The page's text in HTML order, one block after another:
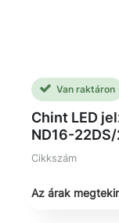
Van raktáron
Chint LED
ND16-
Cikkszám
Az árak